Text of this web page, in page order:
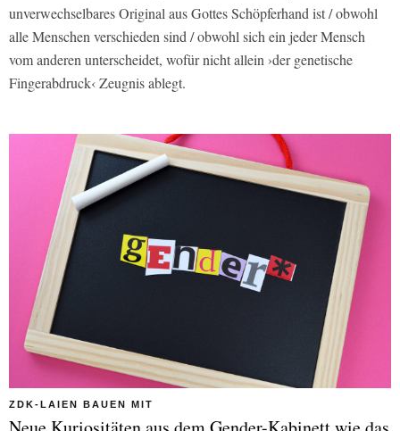
unverwechselbares Original aus Gottes Schöpferhand ist / obwohl
alle Menschen verschieden sind / obwohl sich ein jeder Mensch
vom anderen unterscheidet, wofür nicht allein ›der genetische
Fingerabdruck‹ Zeugnis ablegt.
ZDK-LAIEN BAUEN MIT